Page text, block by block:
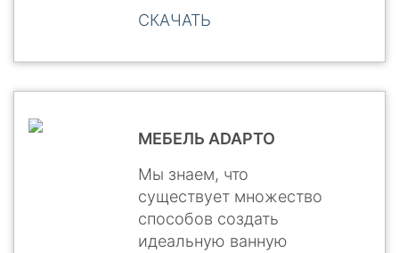
СКАЧАТЬ
МЕБЕЛЬ ADAPTO
Мы знаем, что
существует множество
способов создать
идеальную ванную